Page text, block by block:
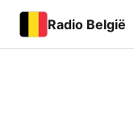
Radio België